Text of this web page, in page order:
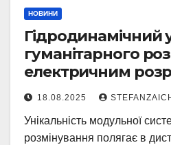
НОВИНИ
Гідродинамічний
гуманітарного
електричним
/Hydrodynamic
humanitarian
electric discharge
18.08.2025
Унікальність модульної
розмінування полягає в